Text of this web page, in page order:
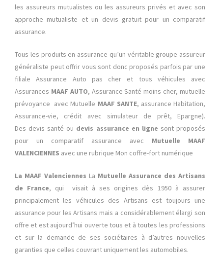
les assureurs mutualistes ou les assureurs privés et avec son
approche mutualiste et un devis gratuit pour un comparatif
assurance.
Tous les produits en assurance qu’un véritable groupe assureur
généraliste peut offrir vous sont donc proposés parfois par une
filiale Assurance Auto pas cher et tous véhicules avec
Assurances MAAF AUTO, Assurance Santé moins cher, mutuelle
prévoyance avec Mutuelle MAAF SANTE, assurance Habitation,
Assurance-vie, crédit
avec simulateur de prêt, Epargne).
Des devis santé ou devis assurance en ligne sont proposés
pour un comparatif assurance avec Mutuelle MAAF
VALENCIENNES avec une rubrique Mon coffre-fort numérique
La MAAF Valenciennes La Mutuelle Assurance des Artisans
de France, qui visait à ses origines dès 1950 à assurer
principalement les véhicules des Artisans est toujours une
assurance pour les Artisans mais a considérablement élargi son
offre et est aujourd’hui ouverte tous et à toutes les professions
et sur la demande de ses sociétaires à d’autres nouvelles
garanties que celles couvrant uniquement les automobiles.